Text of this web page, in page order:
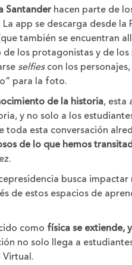
Santanderhacen parte de
app se descarga desde la
también se encuentran
de los protagonistas y de
selfiescon los
para la foto.
de la historia, esta
y no solo a los
toda esta conversación
de lo que hemos
busca
de estos espacios de
como física se extiende,
no solo llega a